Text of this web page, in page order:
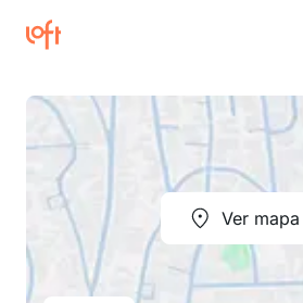
Ver mapa